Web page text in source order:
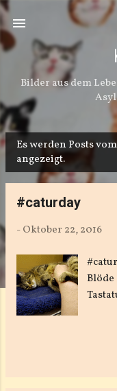
Bilder aus dem
o
Es werden Posts
angezeigt.
#caturday
-Oktober 22, 2016
Blöde